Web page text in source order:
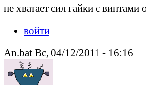
не хватает сил гайки с винтами
войти
An.bat Вс, 04/12/2011 - 16:16